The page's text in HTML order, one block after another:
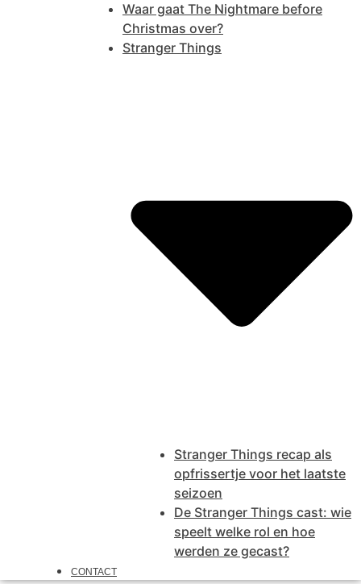
Waar gaat The Nightmare before
Christmas over?
Stranger Things
Stranger Things recap als
opfrissertje voor het laatste
seizoen
De Stranger Things cast: wie
speelt welke rol en hoe
werden ze gecast?
CONTACT